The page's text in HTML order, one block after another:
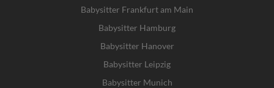
Babysitter Frankfurt am Main
Babysitter Hamburg
Babysitter Hanover
Babysitter Leipzig
Babysitter Munich